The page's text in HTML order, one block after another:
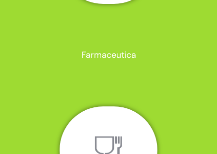
Farmaceutica